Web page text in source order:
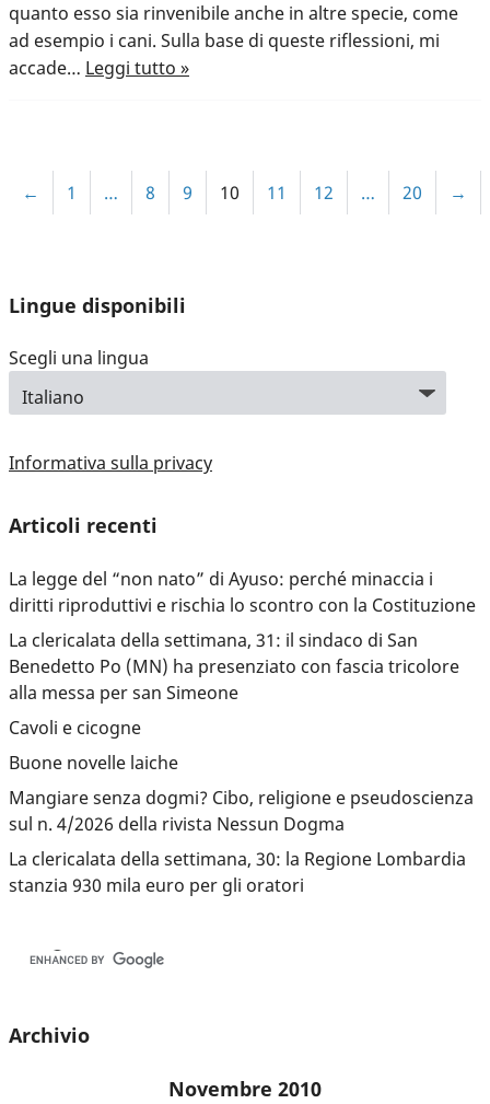
quanto esso sia rinvenibile anche in altre specie, come
ad esempio i cani. Sulla base di queste riflessioni, mi
accade… Leggi tutto »
← 1 … 8 9 10 11 12 … 20 →
Lingue disponibili
Scegli una lingua
Informativa sulla privacy
Articoli recenti
La legge del “non nato” di Ayuso: perché minaccia i
diritti riproduttivi e rischia lo scontro con la Costituzione
La clericalata della settimana, 31: il sindaco di San
Benedetto Po (MN) ha presenziato con fascia tricolore
alla messa per san Simeone
Cavoli e cicogne
Buone novelle laiche
Mangiare senza dogmi? Cibo, religione e pseudoscienza
sul n. 4/2026 della rivista Nessun Dogma
La clericalata della settimana, 30: la Regione Lombardia
stanzia 930 mila euro per gli oratori
Archivio
Novembre 2010